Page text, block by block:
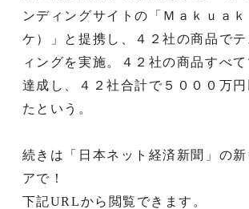
ンディングサイトの「Ｍａｋｕａ
ケ）」と提携し、４２社の商品で
ィングを実施。４２社の商品すべ
達成し、４２社合計で５０００万円
たという。
続きは「日本ネット経済新聞」の新
アで！
下記URLから閲覧できます。